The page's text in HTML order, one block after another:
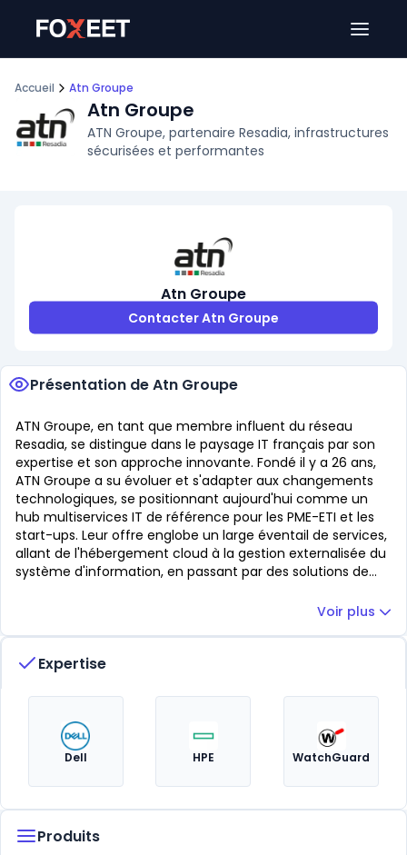
Accueil Atn Groupe
Atn Groupe
ATN Groupe, partenaire Resadia, infrastructures
sécurisées et performantes
Atn Groupe
Contacter Atn Groupe
Présentation de Atn Groupe
ATN Groupe, en tant que membre influent du réseau
Resadia, se distingue dans le paysage IT français par son
expertise et son approche innovante. Fondé il y a 26 ans,
ATN Groupe a su évoluer et s'adapter aux changements
technologiques, se positionnant aujourd'hui comme un
hub multiservices IT de référence pour les PME-ETI et les
start-ups. Leur offre englobe un large éventail de services,
allant de l'hébergement cloud à la gestion externalisée du
système d'information, en passant par des solutions de
ATN Groupe d'offrir une flexibilité opérationnelle et
réseau national d'experts IT en France. Cette collaboration
territoire avec 150 points de présence et plus de 6 000
experts IT. Cette envergure nationale, combinée à une
proximité locale, permet à ATN de répondre efficacement
aux besoins spécifiques de chaque client. Leur
infrastructures IT de leurs clients est au cœur de leur
stratégie. ATN Groupe est ainsi reconnu pour son
accompagnement personnalisé, son expertise technique
pointue et sa capacité à intégrer les dernières innovations
Voir plus
Expertise
Dell HPE WatchGuard
Produits